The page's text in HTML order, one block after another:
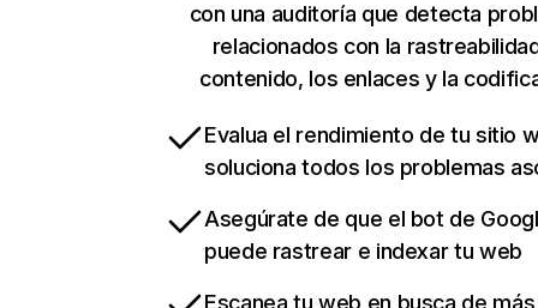
con una auditoría que detecta
relacionados con la
contenido, los enlaces y la
Evalua el rendimiento de tu sitio
soluciona todos los problemas
Asegúrate de que el bot de
puede rastrear e indexar tu web
Escanea tu web en busca de